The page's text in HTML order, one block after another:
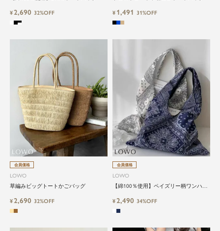
¥2,690 32%OFF ¥ 1,491 31%OFF
会員価格
LOWO
草編みビッグトートかごバッグ
¥2,690 32%OFF
会員価格
LOWO
【綿100％使用】ペイズリー柄ワンハン
¥2,490 34%OFF